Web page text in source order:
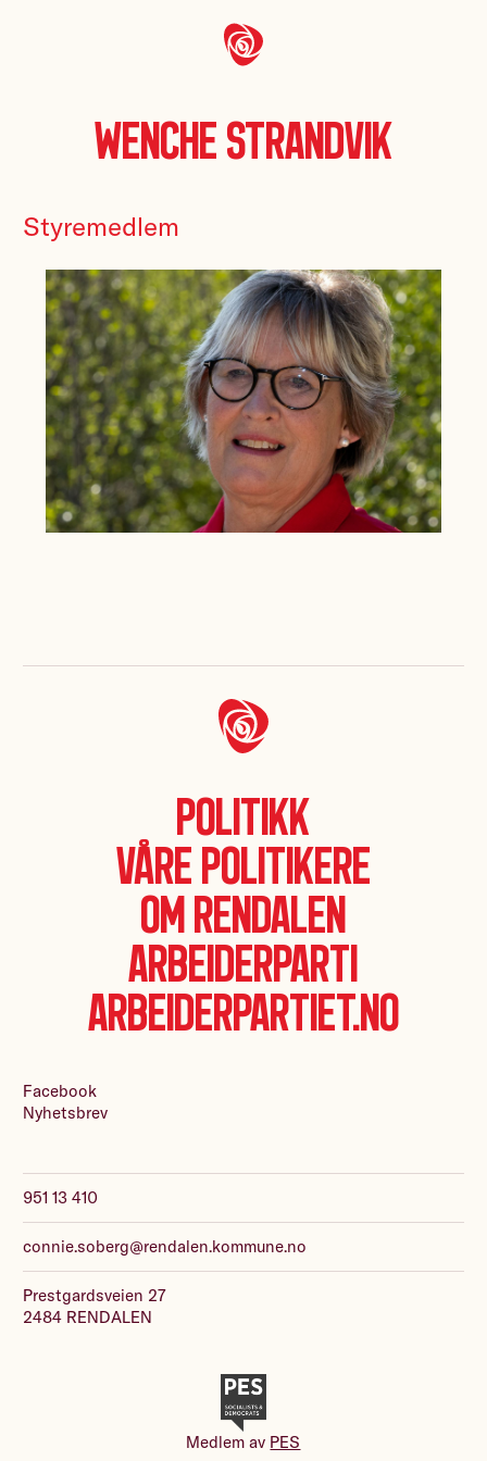
Wenche Strandvik
Styremedlem
Politikk
Våre politikere
Om Rendalen
Arbeiderparti
Arbeiderpartiet.no
951 13 410
connie.soberg@rendalen.kommune.no
Prestgardsveien 27
2484 RENDALEN
Facebook
Nyhetsbrev
Medlem av PES